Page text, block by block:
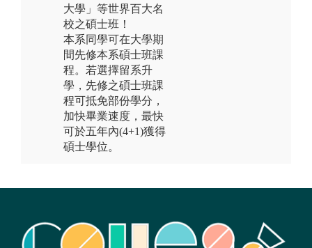
大學」等世界百大名
校之碩士班！
本系同學可在大學期
間先修本系碩士班課
程。若選擇留系升
學，先修之碩士班課
程可抵免部份學分，
加快畢業速度，最快
可於五年內(4+1)獲得
碩士學位。